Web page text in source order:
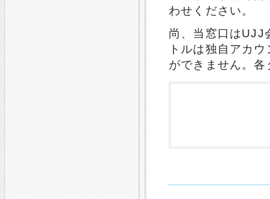
わせください。
尚、当窓口はUJJ
トルは独自アカ
ができません。